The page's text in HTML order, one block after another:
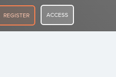
REGISTER ACCESS